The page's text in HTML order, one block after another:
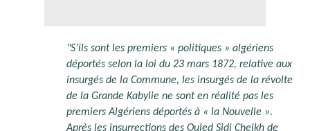
"S’ils sont les premiers « politiques » algériens
déportés selon la loi du 23 mars 1872, relative aux
insurgés de la Commune, les insurgés de la révolte
de la Grande Kabylie ne sont en réalité pas les
premiers Algériens déportés à « la Nouvelle ».
Après les insurrections des Ouled Sidi Cheikh de